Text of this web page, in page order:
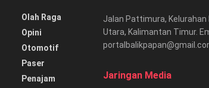
Olah Raga
Opini
Otomotif
Paser
Penajam
Jalan Pattimura, Kelurahan
Utara, Kalimantan Timur.
Jaringan Media